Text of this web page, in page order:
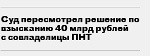
Суд пересмотрел решение по
взысканию 40 млрд рублей
с совладелицы ПНТ